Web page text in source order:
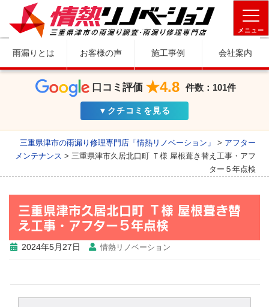
メニュー
雨漏りとは お客様の声 施工事例 会社案内
口コミ評価 ★4.8 件数：101件
▼クチコミを見る
三重県津市の雨漏り修理専門店「情熱リノベーション」 > アフター
メンテナンス > 三重県津市久居北口町 Ｔ様 屋根葺き替え工事・アフ
ター５年点検
三重県津市久居北口町 Ｔ様 屋根葺き替
え工事・アフター５年点検
2024年5月27日 情熱リノベーション